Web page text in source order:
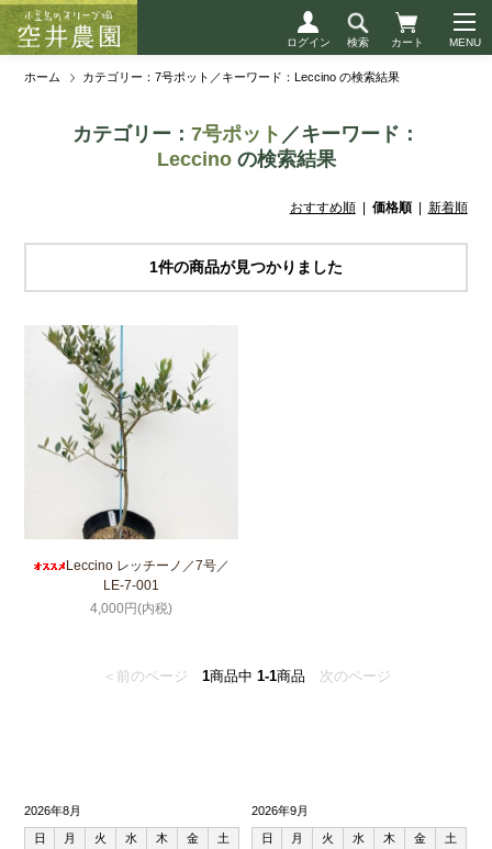
ログイン 検索 カート
ホーム カテゴリー：7号ポット／キーワード：Leccino の検索結果
カテゴリー： 7号ポット ／キーワード：
Leccinoの検索結果
おすすめ順| 価格順| 新着順
1件の商品が見つかりました
Leccino レッチーノ／7号／
LE-7-001
4,000円(内税)
＜前のページ 1商品中 1-1商品 次のページ
2026年8月
日 月 火 水 木 金
土
2026年9月
日 月 火 水 木 金
土